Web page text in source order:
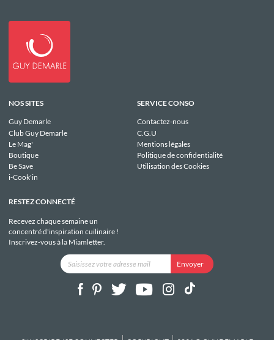
NOS SITES
Guy Demarle
Club Guy Demarle
Le Mag'
Boutique
Be Save
i-Cook'in
SERVICE CONSO
Contactez-nous
C.G.U
Mentions légales
Politique de confidentialité
Utilisation des Cookies
RESTEZ CONNECTÉ
Recevez chaque semaine un
concentré d'inspiration cuilinaire !
Inscrivez-vous à la Miamletter.